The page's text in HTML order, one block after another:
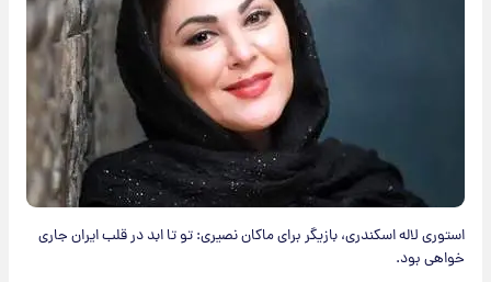
استوری لاله اسکندری، بازیگر برای ماکان نصیری: تو تا ابد در قلب ایران جاری
خواهی بود.